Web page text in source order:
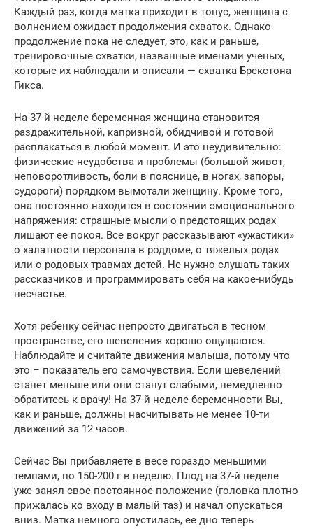
Каждый раз, когда матка приходит в тонус, женщина с
волнением ожидает продолжения схваток. Однако
продолжение пока не следует, это, как и раньше,
тренировочные схватки, названные именами ученых,
которые их наблюдали и описали — схватка Брекстона
Гикса.
На 37-й неделе беременная женщина становится
раздражительной, капризной, обидчивой и готовой
расплакаться в любой момент. И это неудивительно:
физические неудобства и проблемы (большой живот,
неповоротливость, боли в пояснице, в ногах, запоры,
судороги) порядком вымотали женщину. Кроме того,
она постоянно находится в состоянии эмоционального
напряжения: страшные мысли о предстоящих родах
лишают ее покоя. Все вокруг рассказывают «ужастики»
о халатности персонала в роддоме, о тяжелых родах
или о родовых травмах детей. Не нужно слушать таких
рассказчиков и программировать себя на какое-нибудь
несчастье.
Хотя ребенку сейчас непросто двигаться в тесном
пространстве, его шевеления хорошо ощущаются.
Наблюдайте и считайте движения малыша, потому что
это – показатель его самочувствия. Если шевелений
станет меньше или они станут слабыми, немедленно
обратитесь к врачу! На 37-й неделе беременности Вы,
как и раньше, должны насчитывать не менее 10-ти
движений за 12 часов.
Сейчас Вы прибавляете в весе гораздо меньшими
темпами, по 150-200 г в неделю. Плод на 37-й неделе
уже занял свое постоянное положение (головка плотно
прижалась ко входу в малый таз) и начал опускаться
вниз. Матка немного опустилась, ее дно теперь